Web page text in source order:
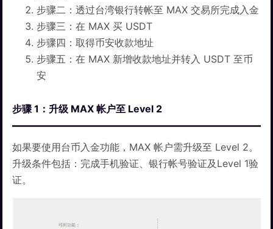
步骤二：透过台湾银行转帐至 MAX 交易所完成入金
步骤三：在 MAX 买 USDT
步骤四：取得币安收款地址
步骤五：在 MAX 新增收款地址并转入 USDT 至币
安
步骤 1：升级 MAX 帐户至 Level 2
如果要使用台币入金功能，MAX 帐户需升级至 Level 2。
升级条件包括：完成手机验证、银行帐号验证及Level 1验
证。